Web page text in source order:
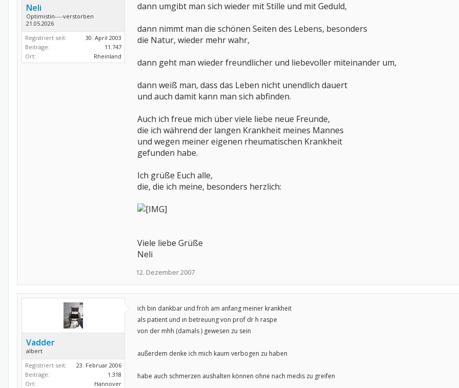
Neli
Optimistin----verstorben
21.05.2026
Registriert seit:
30. April 2003
Beiträge:
11.747
Ort:
Rheinland
dann umgibt man sich wieder mit Stille und mit Geduld,
dann nimmt man die schönen Seiten des Lebens, besonders
die Natur, wieder mehr wahr,
dann geht man wieder freundlicher und liebevoller miteinander um,
dann weiß man, dass das Leben nicht unendlich dauert
und auch damit kann man sich abfinden.
Auch ich freue mich über viele liebe neue Freunde,
die ich während der langen Krankheit meines Mannes
und wegen meiner eigenen rheumatischen Krankheit
gefunden habe.
Ich grüße Euch alle,
die, die ich meine, besonders herzlich:
Viele liebe Grüße
Neli
12. Dezember 2007
Vadder
albert
Registriert seit:
23. Februar 2006
Beiträge:
1.318
Ort:
Hannover
ich bin dankbar und froh am anfang meiner krankheit
als patient und in betreuung von prof dr h raspe
von der mhh (damals ) gewesen zu sein
außerdem denke ich mich kaum verbogen zu haben
habe auch schmerzen aushalten können ohne nach medis zu greifen